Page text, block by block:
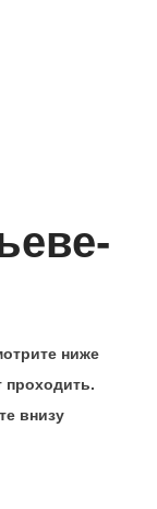
ниже
проходить.
внизу